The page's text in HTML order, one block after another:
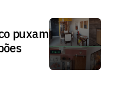
puxam